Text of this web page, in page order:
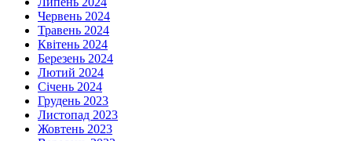
Червень 2024
Травень 2024
Квітень 2024
Березень 2024
Лютий 2024
Січень 2024
Грудень 2023
Листопад 2023
Жовтень 2023